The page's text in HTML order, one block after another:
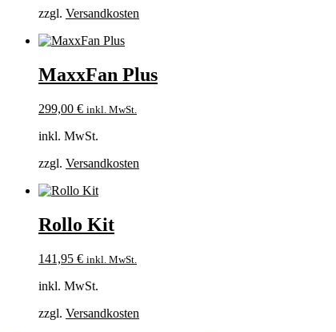
zzgl. Versandkosten
MaxxFan Plus
299,00 € inkl. MwSt.
inkl. MwSt.
zzgl. Versandkosten
Rollo Kit
141,95 € inkl. MwSt.
inkl. MwSt.
zzgl. Versandkosten